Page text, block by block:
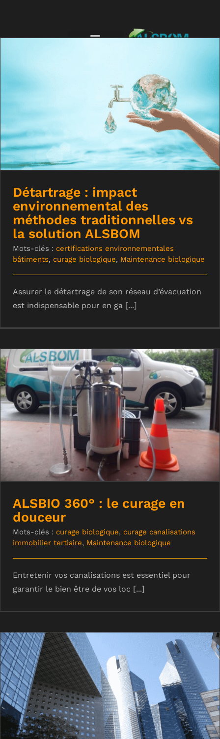
Détartrage : impact environnemental
des méthodes traditionnelles vs la
solution ALSBOM
Détartrage : impact
environnemental des
méthodes traditionnelles vs
la solution ALSBOM
Mots-clés : certifications environnementales
bâtiments, curage biologique, Maintenance biologique
Assurer le détartrage de son réseau d’évacuation
est indispensable pour en ga [...]
ALSBIO 360° : le curage en douceur
ALSBIO 360° : le curage en
douceur
Mots-clés : curage biologique, curage canalisations
immobilier tertiaire, Maintenance biologique
Entretenir vos canalisations est essentiel pour
garantir le bien être de vos loc [...]
La maintenance biologique : une
solution pour limiter les pollutions du
secteur tertiaire